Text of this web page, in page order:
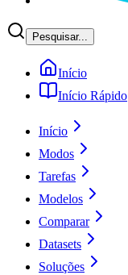
Pesquisar...
Início
Início Rápido
Início
Modos
Tarefas
Modelos
Comparar
Datasets
Soluções